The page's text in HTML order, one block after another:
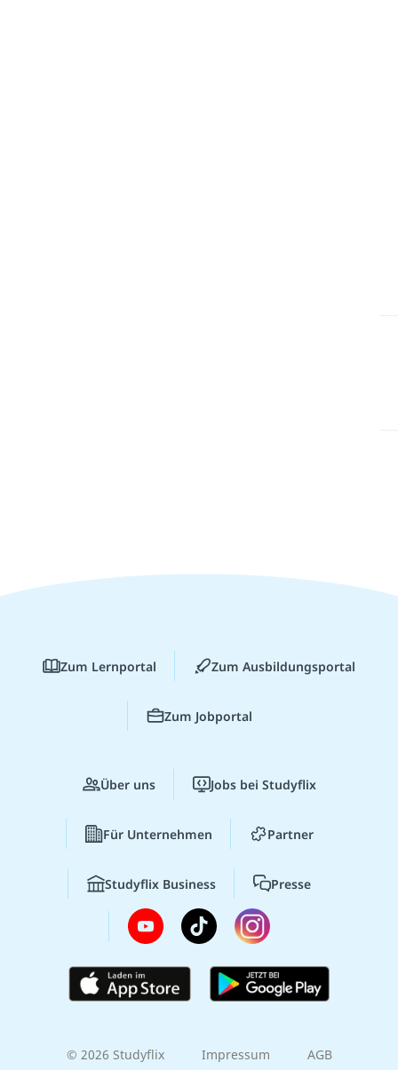
Zum Lernportal Zum Ausbildungsportal
Zum Jobportal
Über uns Jobs bei Studyflix
Für Unternehmen Partner
Studyflix Business Presse
© 2026 Studyflix Impressum AGB